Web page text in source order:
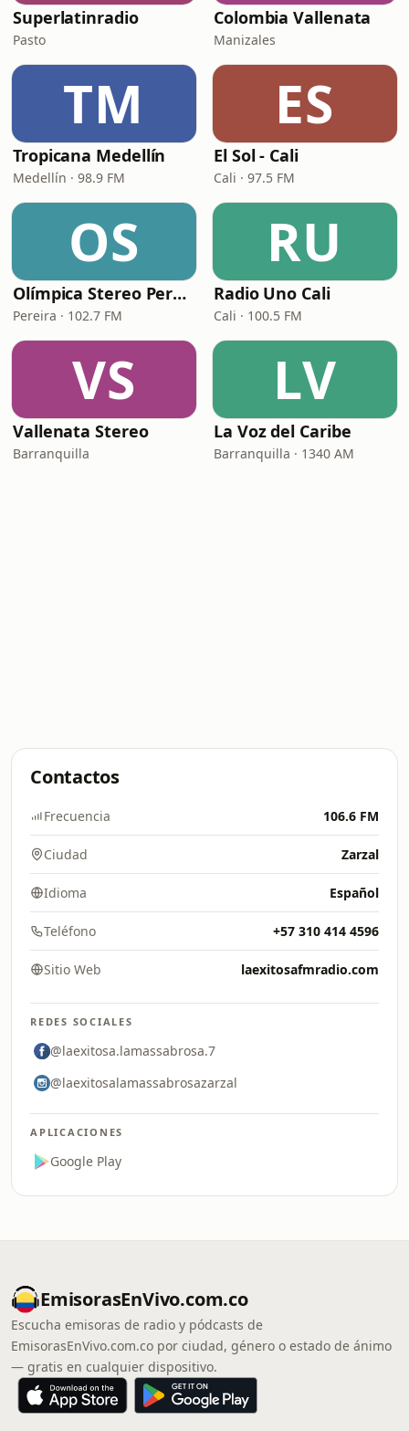
Superlatinradio
Pasto
Colombia Vallenata
Manizales
TM
Tropicana Medellín
Medellín · 98.9 FM
ES
El Sol - Cali
Cali · 97.5 FM
OS
Olímpica Stereo Pereira
Pereira · 102.7 FM
RU
Radio Uno Cali
Cali · 100.5 FM
VS
Vallenata Stereo
Barranquilla
LV
La Voz del Caribe
Barranquilla · 1340 AM
Contactos
Frecuencia 106.6 FM
Ciudad Zarzal
Idioma Español
Teléfono +57 310 414 4596
Sitio Web laexitosafmradio.com
REDES SOCIALES
@laexitosa.lamassabrosa.7
@laexitosalamassabrosazarzal
APLICACIONES
Google Play
EmisorasEnVivo.com.co
Escucha emisoras de radio y pódcasts de
EmisorasEnVivo.com.co por ciudad, género o estado de ánimo
— gratis en cualquier dispositivo.